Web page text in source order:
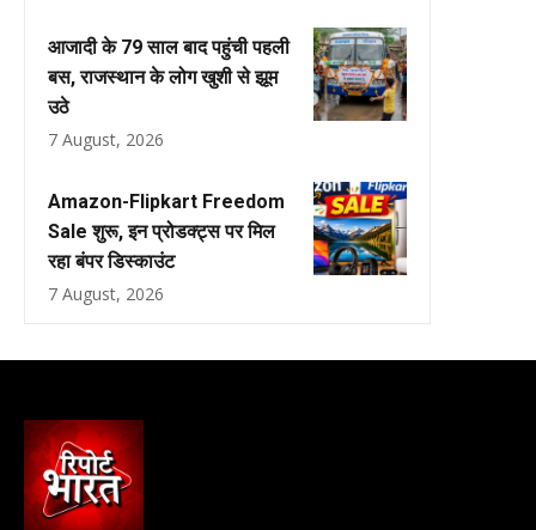
आजादी के 79 साल बाद पहुंची पहली
बस, राजस्थान के लोग खुशी से झूम
उठे
7 August, 2026
Amazon-Flipkart Freedom
Sale शुरू, इन प्रोडक्ट्स पर मिल
रहा बंपर डिस्काउंट
7 August, 2026